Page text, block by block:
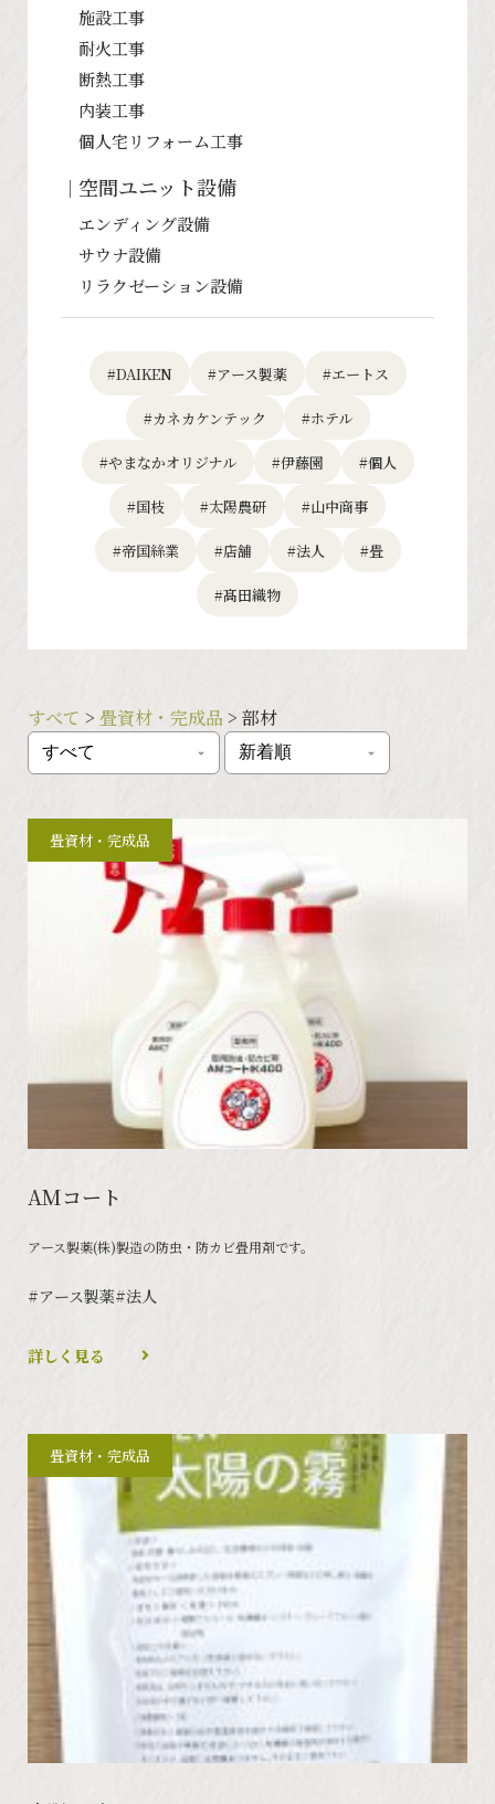
施設工事
耐火工事
断熱工事
内装工事
個人宅リフォーム工事
空間ユニット設備
エンディング設備
サウナ設備
リラクゼーション設備
#DAIKEN #アース製薬 #エートス
#カネカケンテック #ホテル
#やまなかオリジナル #伊藤園 #個人
#国枝 #太陽農研 #山中商事
#帝国絲業 #店舗 #法人 #畳
#髙田織物
すべて >畳資材・完成品 > 部材
畳資材・完成品
AMコート
アース製薬(株)製造の防虫・防カビ畳用剤です。
#アース製薬#法人
詳しく見る
畳資材・完成品